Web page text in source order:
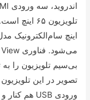
بی‌سیم تلویزیون را
ورودی USB هم کنار و پشت تلویزیون TU6500 قرار دارد.